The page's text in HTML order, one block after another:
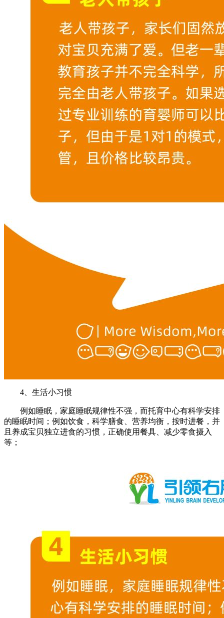
4、生活小习惯
例如睡眠，家庭睡眠规律性不强，而托育中心有科学安排
的睡眠时间；例如饮食，科学膳食、营养均衡，按时进餐，并
且养成宝贝独立进食的习惯，正确使用餐具、减少零食摄入
等；